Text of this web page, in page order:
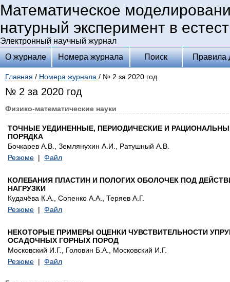
Математическое
натурный эксперимент в
Электронный научный журнал
О журнале
Номера журнала Поиск Правила
Главная / Номера журнала / № 2 за 2020 год
№ 2 за 2020 год
Физико-математические науки
ТОЧНЫЕ УЕДИНЕННЫЕ, ПЕРИОДИЧЕСКИЕ И
ПОРЯДКА
Бочкарев А.В., Землянухин А.И., Ратушный А.В.
Резюме | Файл
КОЛЕБАНИЯ ПЛАСТИН И ПОЛОГИХ ОБОЛОЧЕК ПОД
НАГРУЗКИ
Кудачёва К.А., Сопенко А.А., Теряев А.Г.
Резюме | Файл
НЕКОТОРЫЕ ПРИМЕРЫ ОЦЕНКИ ЧУВСТВИТЕЛЬНОСТИ
ОСАДОЧНЫХ ГОРНЫХ ПОРОД
Московский И.Г., Головин Б.А., Московский И.Г.
Резюме | Файл